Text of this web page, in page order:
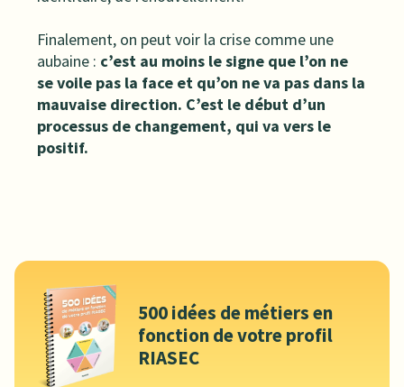
Finalement, on peut voir la crise comme une
aubaine : c’est au moins le signe que l’on ne
se voile pas la face et qu’on ne va pas dans la
mauvaise direction. C’est le début d’un
processus de changement, qui va vers le
positif.
500 idées de métiers en
fonction de votre profil
RIASEC